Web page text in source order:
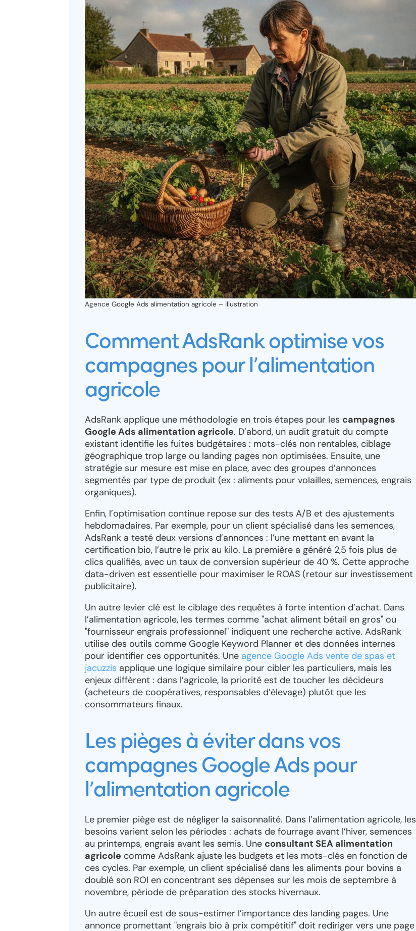
Agence Google Ads alimentation agricole – illustration
Comment AdsRank optimise vos
campagnes pour l’alimentation
agricole
AdsRank applique une méthodologie en trois étapes pour les campagnes
Google Ads alimentation agricole. D’abord, un audit gratuit du compte
existant identifie les fuites budgétaires : mots-clés non rentables, ciblage
géographique trop large ou landing pages non optimisées. Ensuite, une
stratégie sur mesure est mise en place, avec des groupes d’annonces
segmentés par type de produit (ex : aliments pour volailles, semences, engrais
organiques).
Enfin, l’optimisation continue repose sur des tests A/B et des ajustements
hebdomadaires. Par exemple, pour un client spécialisé dans les semences,
AdsRank a testé deux versions d’annonces : l’une mettant en avant la
certification bio, l’autre le prix au kilo. La première a généré 2,5 fois plus de
clics qualifiés, avec un taux de conversion supérieur de 40 %. Cette approche
data-driven est essentielle pour maximiser le ROAS (retour sur investissement
publicitaire).
Un autre levier clé est le ciblage des requêtes à forte intention d’achat. Dans
l’alimentation agricole, les termes comme "achat aliment bétail en gros" ou
"fournisseur engrais professionnel" indiquent une recherche active. AdsRank
utilise des outils comme Google Keyword Planner et des données internes
pour identifier ces opportunités. Une agence Google Ads vente de spas et
jacuzzis applique une logique similaire pour cibler les particuliers, mais les
enjeux diffèrent : dans l’agricole, la priorité est de toucher les décideurs
(acheteurs de coopératives, responsables d’élevage) plutôt que les
consommateurs finaux.
Les pièges à éviter dans vos
campagnes Google Ads pour
l’alimentation agricole
Le premier piège est de négliger la saisonnalité. Dans l’alimentation agricole, les
besoins varient selon les périodes : achats de fourrage avant l’hiver, semences
au printemps, engrais avant les semis. Une consultant SEA alimentation
agricole comme AdsRank ajuste les budgets et les mots-clés en fonction de
ces cycles. Par exemple, un client spécialisé dans les aliments pour bovins a
doublé son ROI en concentrant ses dépenses sur les mois de septembre à
novembre, période de préparation des stocks hivernaux.
Un autre écueil est de sous-estimer l’importance des landing pages. Une
annonce promettant "engrais bio à prix compétitif" doit rediriger vers une page